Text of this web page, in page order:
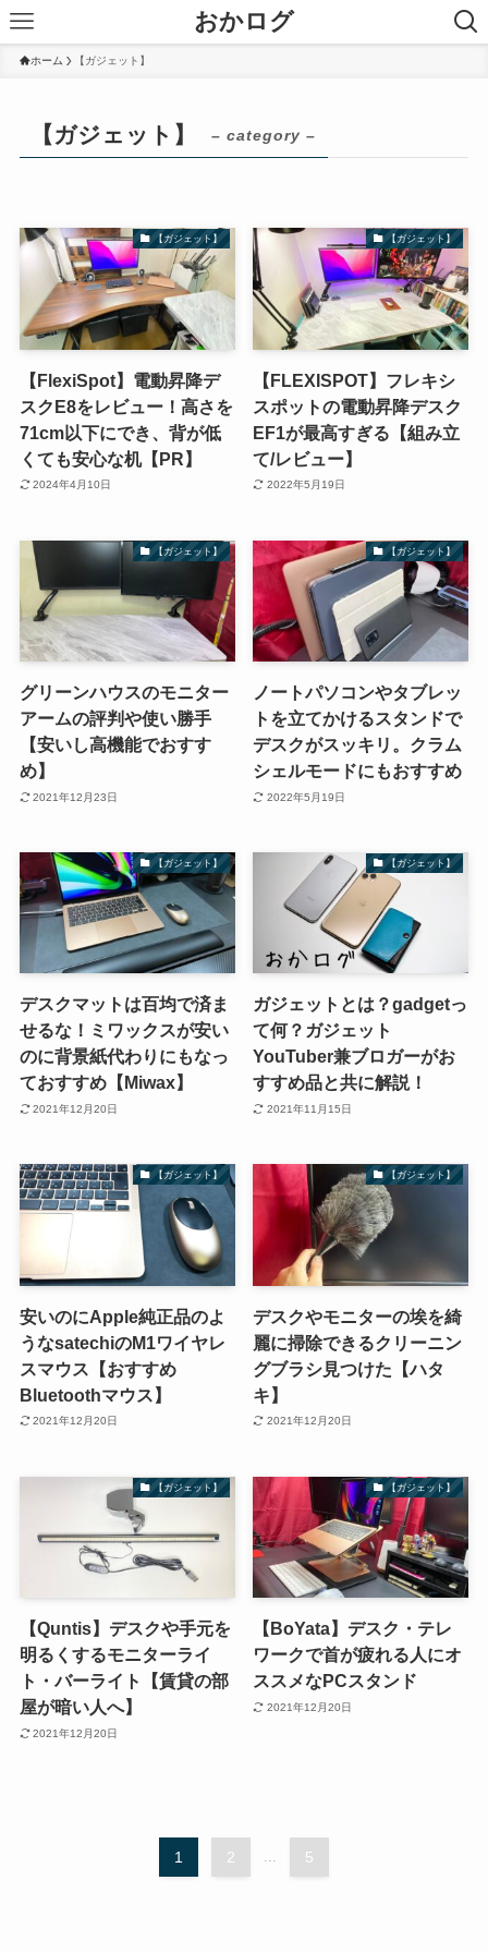
おかログ
ホーム 【ガジェット】
【ガジェット】 – category –
【ガジェット】
【FlexiSpot】電動昇降デ
スクE8をレビュー！高さを
71cm以下にでき、背が低
くても安心な机【PR】
2024年4月10日
【ガジェット】
【FLEXISPOT】フレキシ
スポットの電動昇降デスク
EF1が最高すぎる【組み立
て/レビュー】
2022年5月19日
【ガジェット】
グリーンハウスのモニター
アームの評判や使い勝手
【安いし高機能でおすす
め】
2021年12月23日
【ガジェット】
ノートパソコンやタブレッ
トを立てかけるスタンドで
デスクがスッキリ。クラム
シェルモードにもおすすめ
2022年5月19日
【ガジェット】
デスクマットは百均で済ま
せるな！ミワックスが安い
のに背景紙代わりにもなっ
ておすすめ【Miwax】
2021年12月20日
【ガジェット】
ガジェットとは？gadgetっ
て何？ガジェット
YouTuber兼ブロガーがお
すすめ品と共に解説！
2021年11月15日
【ガジェット】
安いのにApple純正品のよ
うなsatechiのM1ワイヤレ
スマウス【おすすめ
Bluetoothマウス】
2021年12月20日
【ガジェット】
デスクやモニターの埃を綺
麗に掃除できるクリーニン
グブラシ見つけた【ハタ
キ】
2021年12月20日
【ガジェット】
【Quntis】デスクや手元を
明るくするモニターライ
ト・バーライト【賃貸の部
屋が暗い人へ】
2021年12月20日
【ガジェット】
【BoYata】デスク・テレ
ワークで首が疲れる人にオ
ススメなPCスタンド
2021年12月20日
1 2 5